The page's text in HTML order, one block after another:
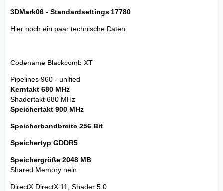
3DMark06 - Standardsettings 17780
Hier noch ein paar technische Daten:
Codename Blackcomb XT
Pipelines 960 - unified
Kerntakt 680 MHz
Shadertakt 680 MHz
Speichertakt 900 MHz
Speicherbandbreite 256 Bit
Speichertyp GDDR5
Speichergröße 2048 MB
Shared Memory nein
DirectX DirectX 11, Shader 5.0